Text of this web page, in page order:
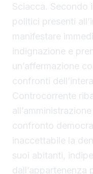
Sciacca. Secondo
politici presenti
manifestare
indignazione e
un’affermazione
confronti
Controcorrente
confronto
inaccettabile la
suoi abitanti,
dall’appartenenza